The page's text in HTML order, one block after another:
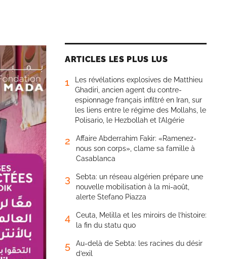
ARTICLES LES PLUS LUS
1
Les révélations explosives de Matthieu
Ghadiri, ancien agent du contre-
espionnage français infiltré en Iran, sur
les liens entre le régime des Mollahs, le
Polisario, le Hezbollah et l’Algérie
2
Affaire Abderrahim Fakir: «Ramenez-
nous son corps», clame sa famille à
Casablanca
3
Sebta: un réseau algérien prépare une
nouvelle mobilisation à la mi-août,
alerte Stefano Piazza
4
Ceuta, Melilla et les miroirs de l’histoire:
la fin du statu quo
5
Au-delà de Sebta: les racines du désir
d’exil